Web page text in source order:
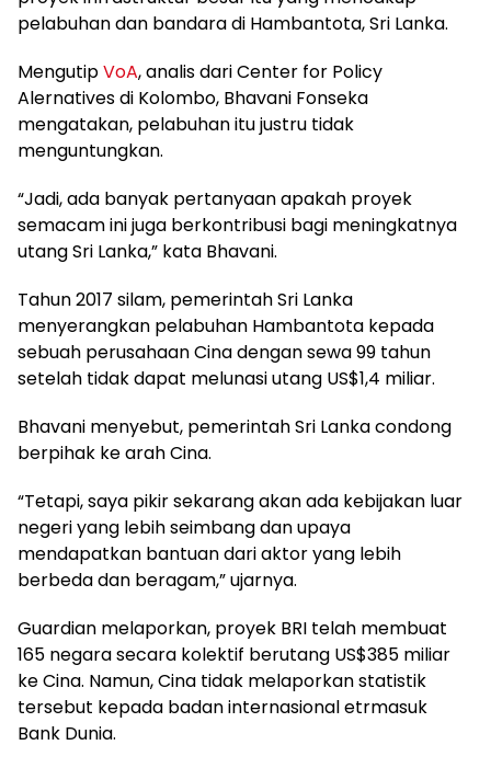
pelabuhan dan bandara di Hambantota, Sri Lanka.
MengutipVoA, analis dari Center for Policy
Alernatives di Kolombo, Bhavani Fonseka
mengatakan, pelabuhan itu justru tidak
menguntungkan.
“Jadi, ada banyak pertanyaan apakah proyek
semacam ini juga berkontribusi bagi meningkatnya
utang Sri Lanka,” kata Bhavani.
Tahun 2017 silam, pemerintah Sri Lanka
menyerangkan pelabuhan Hambantota kepada
sebuah perusahaan Cina dengan sewa 99 tahun
setelah tidak dapat melunasi utang US$1,4 miliar.
Bhavani menyebut, pemerintah Sri Lanka condong
berpihak ke arah Cina.
“Tetapi, saya pikir sekarang akan ada kebijakan luar
negeri yang lebih seimbang dan upaya
mendapatkan bantuan dari aktor yang lebih
berbeda dan beragam,” ujarnya.
Guardian melaporkan, proyek BRI telah membuat
165 negara secara kolektif berutang US$385 miliar
ke Cina. Namun, Cina tidak melaporkan statistik
tersebut kepada badan internasional etrmasuk
Bank Dunia.